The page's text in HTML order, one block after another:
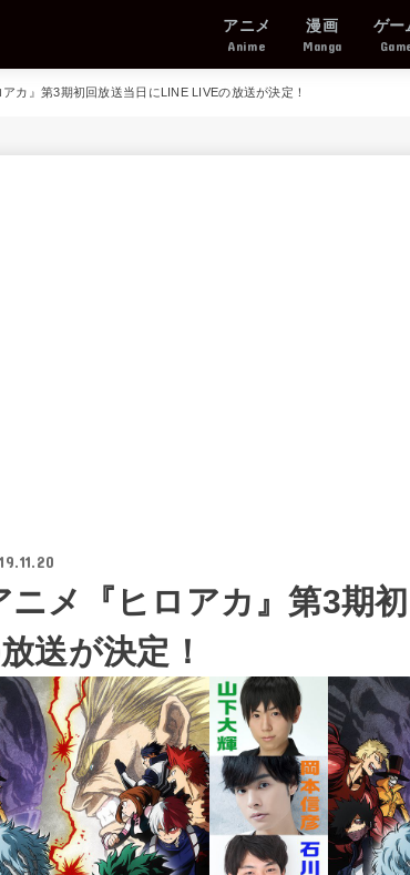
アニメ
Anime
漫画
Manga
ゲー
カ』第3期初回放送当日にLINE LIVEの放送が決定！
ニメ『ヒロアカ』第3期
送が決定！